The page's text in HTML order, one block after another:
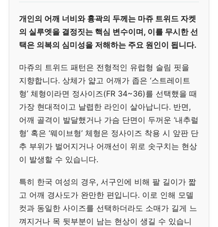
개인의 어깨 너비와 흉곽의 두께는 마쥬 트위드 자켓
의 실루엣을 결정짓는 핵심 변수이며, 이를 무시한 선
택은 의복의 심미성을 저해하는 주요 원인이 됩니다.
마쥬의 트위드 패턴은 전형적인 유럽형 슬림 핏을
지향합니다. 상체가 얇고 어깨가 좁은 ‘스트레이트
형’ 체형이라면 정사이즈(FR 34~36)를 선택했을 때
가장 현대적이고 날렵한 라인이 살아납니다. 반면,
어깨 골격이 발달했거나 가슴 단면이 두꺼운 ‘내추럴
형’ 혹은 ‘웨이브형’ 체형은 정사이즈 착용 시 앞판 단
추 부위가 벌어지거나 어깨선이 위로 솟구치는 현상
이 발생할 수 있습니다.
특히 한국 여성의 경우, 서구인에 비해 팔 길이가 짧
고 어깨 경사도가 완만한 편입니다. 이로 인해 모델
컷과 동일한 사이즈를 선택하더라도 소매가 길게 느
껴지거나 목 뒷부분이 남는 현상이 생길 수 있습니